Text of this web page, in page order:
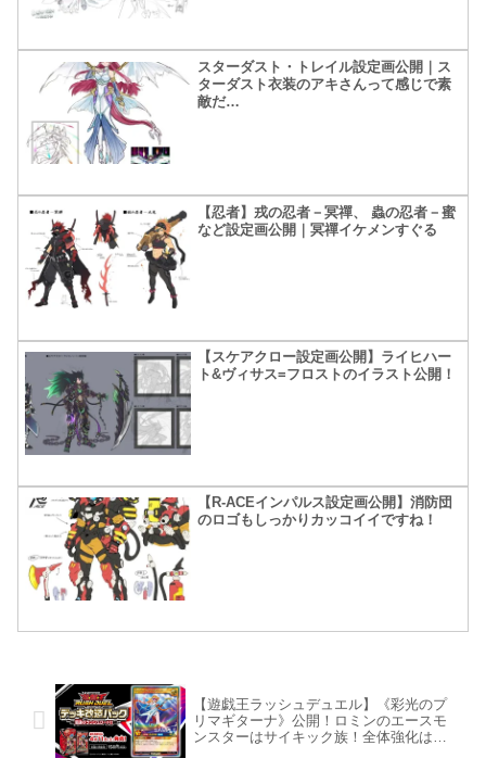
スターダスト・トレイル設定画公開｜ス
ターダスト衣装のアキさんって感じで素
敵だ…
【忍者】戎の忍者－冥禪、 蟲の忍者－蜜
など設定画公開｜冥禪イケメンすぐる
【スケアクロー設定画公開】ライヒハー
ト&ヴィサス=フロストのイラスト公開！
【R-ACEインパルス設定画公開】消防団
のロゴもしっかりカッコイイですね！
【遊戯王ラッシュデュエル】《彩光のプ
リマギターナ》公開！ロミンのエースモ
ンスターはサイキック族！全体強化はシ